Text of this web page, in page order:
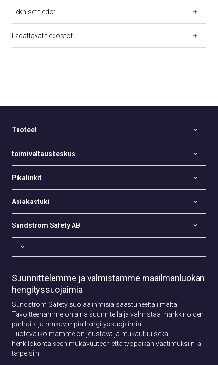
Tekniset tiedot
Ladattavat tiedostot
Tuoteet
toimivaltauskeskus
Pikalinkit
Asiakastuki
Sundström Safety AB
Suunnittelemme ja valmistamme maailmanluokan
hengityssuojaimia
Sundström Safety suojaa ihmisiä saastuneelta ilmalta.
Tavoitteenamme on aina suunnitella ja valmistaa markkinoiden
parhaita ja mukavimpia hengityssuojaimia.
Tuotevalikoimamme on joustava ja mukautuu sekä
henkilökohtaiseen mukavuuteen että työpaikan vaatimuksiin ja
tarpeisiin.